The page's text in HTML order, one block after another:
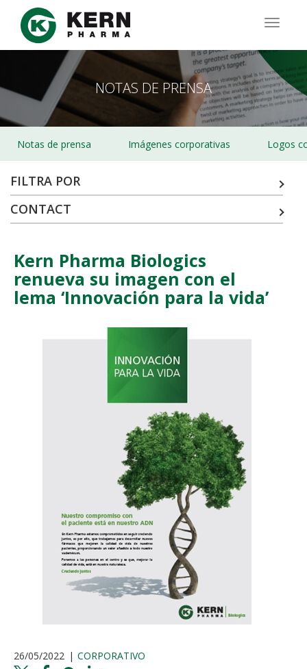
Pasar
contenido
NOTAS DE PRENSA
Notas de prensa Imágenes corporativas Logos
FILTRA POR
CONTACT
Kern Pharma Biologics
renueva su imagen con el
lema ‘Innovación para la vida’
26/05/2022 CORPORATIVO